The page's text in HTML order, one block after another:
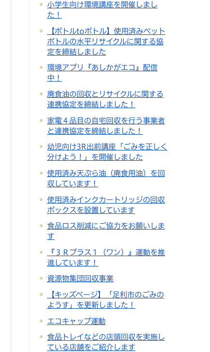
小学生向け環境講座を開催しまし
た！
【ボトルtoボトル】使用済みペット
ボトルの水平リサイクルに関する協
定を締結しました
環境アプリ『あしかがエコ』配信
中！
廃食油の回収とリサイクルに関する
連携協定を締結しました！
家電４品目の自宅回収を行う事業者
と連携協定を締結しました！
幼児向け3R出前講座「ごみを正しく
分けよう！」を開催しました
使用済み天ぷら油（廃食用油）を回
収しています！
使用済みインクカートリッジの回収
ボックスを設置しています
食品ロス削減にご協力をお願いしま
す
『３Ｒプラス１（ワン）』運動を推
進しています！
資源物集団回収事業
【キッズページ】「足利市のごみの
ようす」を更新しました！
エコキャップ運動
食品トレイなどの店頭回収を実施し
ている店舗をご紹介します